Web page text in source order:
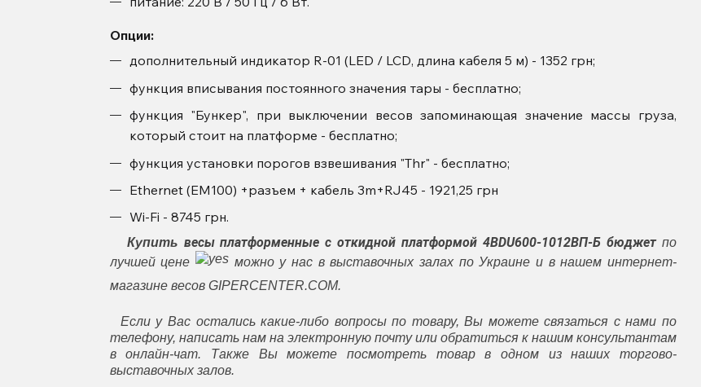
Опции:
дополнительный индикатор R-01 (LED / LCD, длина кабеля 5 м) - 1352 грн;
функция вписывания постоянного значения тары - бесплатно;
функция "Бункер", при выключении весов запоминающая значение массы груза,
который стоит на платформе - бесплатно;
функция установки порогов взвешивания "Thr" - бесплатно;
Ethernet (EM100) +разъем + кабель 3m+RJ45 - 1921,25 грн
Wi-Fi - 8745 грн.
Купить весы платформенные с откидной платформой 4BDU600-1012ВП-Б бюджет по
лучшей цене
можно у нас в выставочных залах по Украине и в нашем интернет-
магазине весов GIPERCENTER.COM.
Если у Вас остались какие-либо вопросы по товару, Вы можете связаться с нами по
телефону, написать нам на электронную почту или обратиться к нашим консультантам
в онлайн-чат. Также Вы можете посмотреть товар в одном из наших торгово-
выставочных залов.